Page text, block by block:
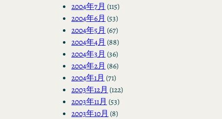
2004年7月 (115)
2004年6月 (53)
2004年5月 (67)
2004年4月 (88)
2004年3月 (36)
2004年2月 (86)
2004年1月 (71)
2003年12月 (122)
2003年11月 (53)
2003年10月 (8)